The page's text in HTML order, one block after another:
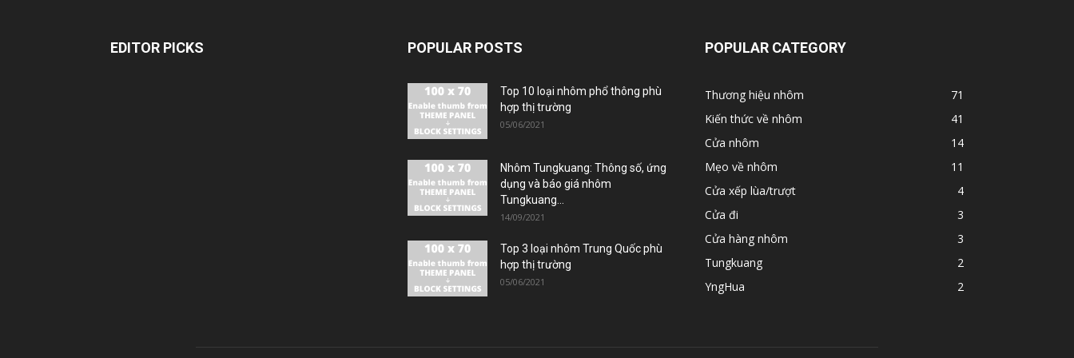
EDITOR PICKS POPULAR POSTS
Top 10 loại nhôm phổ thông phù
hợp thị trường
05/06/2021
Nhôm Tungkuang: Thông số, ứng
dụng và báo giá nhôm
Tungkuang...
14/09/2021
Top 3 loại nhôm Trung Quốc phù
hợp thị trường
05/06/2021
POPULAR CATEGORY
Thương hiệu nhôm
71
Kiến thức về nhôm
41
Cửa nhôm
14
Mẹo về nhôm
11
Cửa xếp lùa/trượt
4
Cửa đi
3
Cửa hàng nhôm
3
Tungkuang
2
YngHua
2